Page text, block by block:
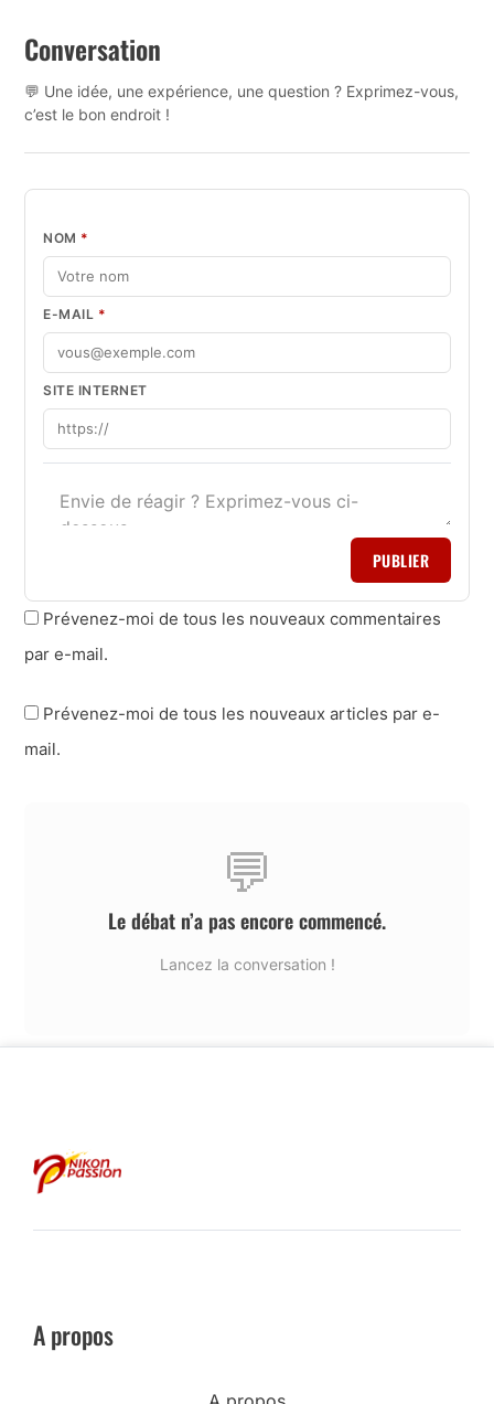
Conversation
💬 Une idée, une expérience, une question ? Exprimez-vous,
c’est le bon endroit !
NOM *
E-MAIL *
SITE INTERNET
PUBLIER
Prévenez-moi de tous les nouveaux commentaires
par e-mail.
Prévenez-moi de tous les nouveaux articles par e-
mail.
💬
Le débat n’a pas encore commencé.
Lancez la conversation !
A propos